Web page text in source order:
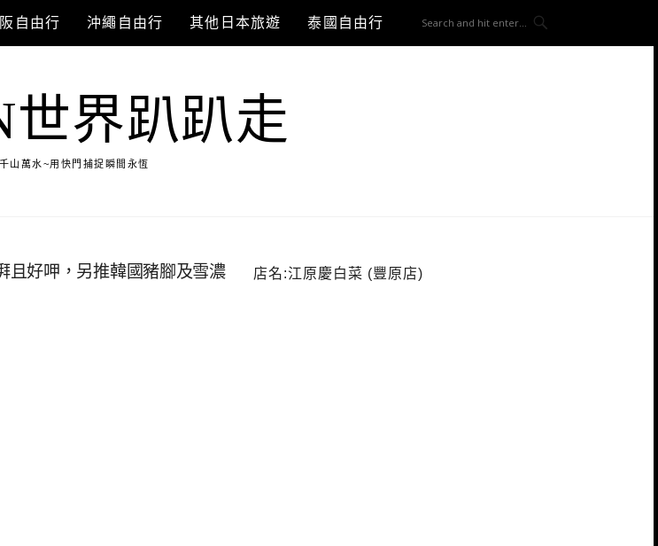
自由行 沖繩自由行 其他日本旅遊 泰國自由行
世界趴趴走
山萬水~用快門捕捉瞬間永恆
且好呷，另推韓國豬腳及雪濃
店名:江原慶白菜 (豐原店)